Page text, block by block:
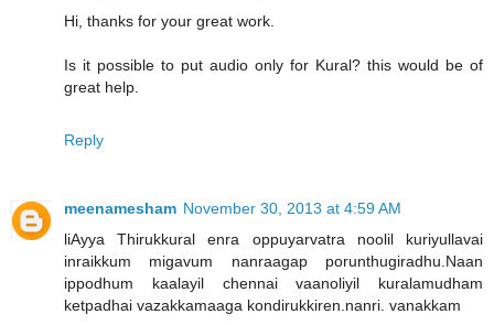
Hi, thanks for your great work.
Is it possible to put audio only for Kural? this would be of
great help.
Reply
meenamesham November 30, 2013 at 4:59 AM
liAyya Thirukkural enra oppuyarvatra noolil kuriyullavai
inraikkum migavum nanraagap porunthugiradhu.Naan
ippodhum kaalayil chennai vaanoliyil kuralamudham
ketpadhai vazakkamaaga kondirukkiren.nanri. vanakkam